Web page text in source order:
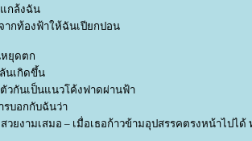
กล้งฉัน
ากท้องฟ้าให้ฉันเปียกปอน
ยุดตก
นเกิดขึ้น
วกันเป็นแนวโค้งฟาดผ่านฟ้า
รบอกกับฉันว่า
ยงามเสมอ – เมื่อเธอก้าวข้ามอุปสรรคตรงหน้าไปได้